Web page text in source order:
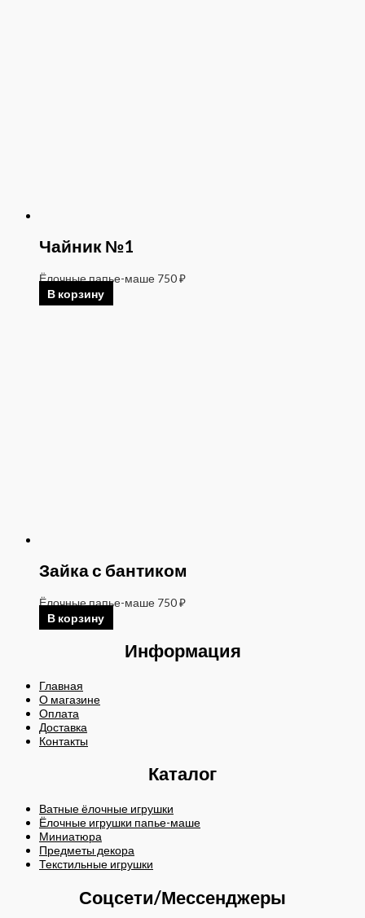
Чайник №1
Ёлочные папье-маше 750₽
В корзину
Зайка с бантиком
Ёлочные папье-маше 750₽
В корзину
Информация
Главная
О магазине
Оплата
Доставка
Контакты
Каталог
Ватные ёлочные игрушки
Ёлочные игрушки папье-маше
Миниатюра
Предметы декора
Текстильные игрушки
Соцсети/Мессенджеры